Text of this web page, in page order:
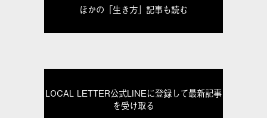
ほかの「生き方」記事も読む
LOCAL LETTER公式LINEに登録して最新記事
を受け取る